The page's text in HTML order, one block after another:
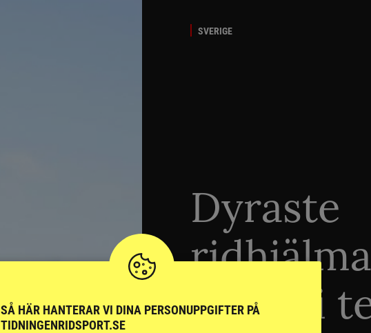
SVERIGE
Dyraste
sämst i
SÅ HÄR HANTERAR VI DINA PERSONUPPGIFTER PÅ
TIDNINGENRIDSPORT.SE